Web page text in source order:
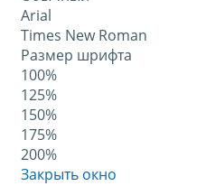
Arial
Times New Roman
Размер шрифта
100%
125%
150%
175%
200%
Закрыть окно